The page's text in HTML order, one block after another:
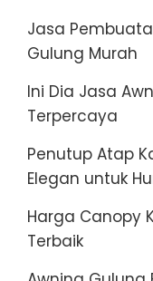
Jasa
Gulung Murah
Ini Dia Jasa
Terpercaya
Penutup Atap
Elegan untuk
Harga Canopy
Terbaik